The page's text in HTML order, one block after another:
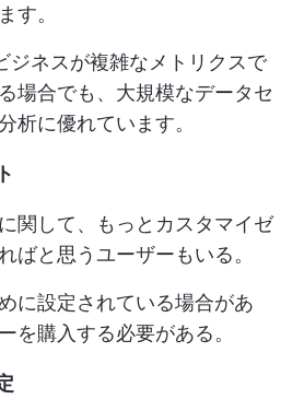
す。
ジネスが複雑なメトリクスで
場合でも、大規模なデータセ
析に優れています。
関して、もっとカスタマイゼ
ばと思うユーザーもいる。
に設定されている場合があ
を購入する必要がある。